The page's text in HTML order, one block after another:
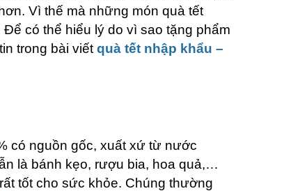
Vì thế mà những món quà tết
có thể hiểu lý do vì sao tặng phẩm
trong bài viết quà tết nhập khẩu –
có nguồn gốc, xuất xứ từ nước
là bánh kẹo, rượu bia, hoa quả,…
tốt cho sức khỏe. Chúng thường